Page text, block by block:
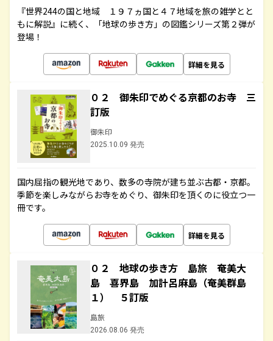
『世界244の国と地域 １９７ヵ国と４７地域を旅の雑学とと
もに解説』に続く、「地球の歩き方」の図鑑シリーズ第２弾が
登場！
詳細を見る
０２ 御朱印でめぐる京都のお寺 三
訂版
御朱印
2025.10.09 発売
国内屈指の観光地であり、数多の寺院が建ち並ぶ古都・京都。
季節を楽しみながらお寺をめぐり、御朱印を頂くのに役立つ一
冊です。
詳細を見る
０２ 地球の歩き方 島旅 奄美大
島 喜界島 加計呂麻島（奄美群島
１） ５訂版
島旅
2026.08.06 発売